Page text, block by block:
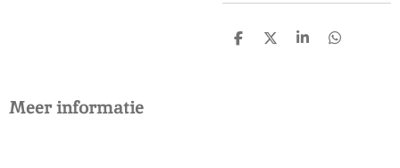
D
D
S
D
Meer informatie